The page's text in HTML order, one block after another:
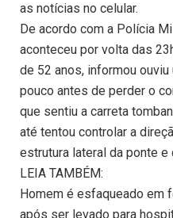
as notícias no celular.
De acordo com a Polícia
aconteceu por volta das
de 52 anos, informou
pouco antes de perder o
que sentiu a carreta
até tentou controlar a
estrutura lateral da ponte e
LEIA TAMBÉM:
Homem é esfaqueado em
após ser levado para